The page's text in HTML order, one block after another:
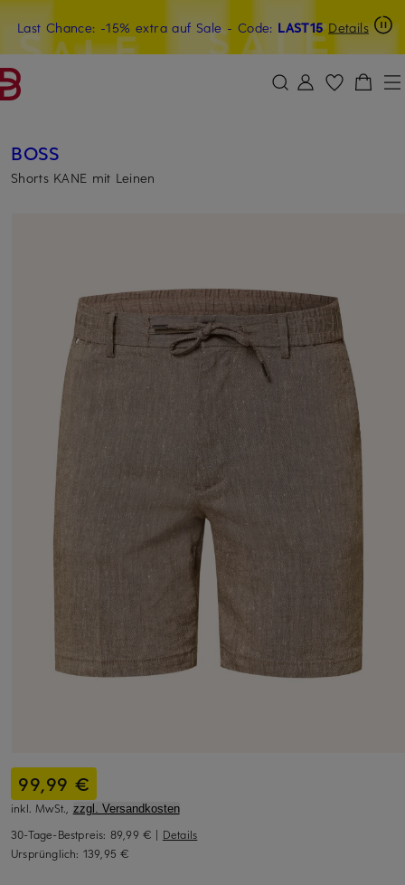
ZUM HAUPTINHALT ÜBERSPRINGEN ZUM SUCHFELD ÜBERSPRINGEN
Last Chance: -15% extra auf Sale- Code: LAST15 Details
20€-Willkommensgutschein mit Beyond sichern
BOSS
Shorts KANE mit Leinen
99,99 €
inkl. MwSt., zzgl. Versandkosten
30-Tage-Bestpreis: 89,99 € | Details
Ursprünglich: 139,95 €